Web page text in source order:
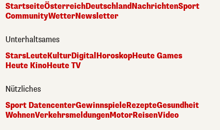
StartseiteÖsterreichDeutschlandNachrichtenSport
CommunityWetterNewsletter
Unterhaltsames
StarsLeuteKulturDigital HoroskopHeute Games
Heute KinoHeute TV
Nützliches
Sport DatencenterGewinnspieleRezepteGesundheit
WohnenVerkehrsmeldungenMotorReisenVideo